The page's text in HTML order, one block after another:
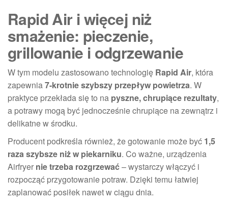
Rapid Air i więcej niż
smażenie: pieczenie,
grillowanie i odgrzewanie
W tym modelu zastosowano technologię Rapid Air, która
zapewnia7-krotnie szybszy przepływ powietrza. W
praktyce przekłada się to na pyszne, chrupiące rezultaty,
a potrawy mogą być jednocześnie chrupiące na zewnątrz i
delikatne w środku.
Producent podkreśla również, że gotowanie może być 1,5
raza szybsze niż w piekarniku. Co ważne, urządzenia
Airfryer nie trzeba rozgrzewać – wystarczy włączyć i
rozpocząć przygotowanie potraw. Dzięki temu łatwiej
zaplanować posiłek nawet w ciągu dnia.